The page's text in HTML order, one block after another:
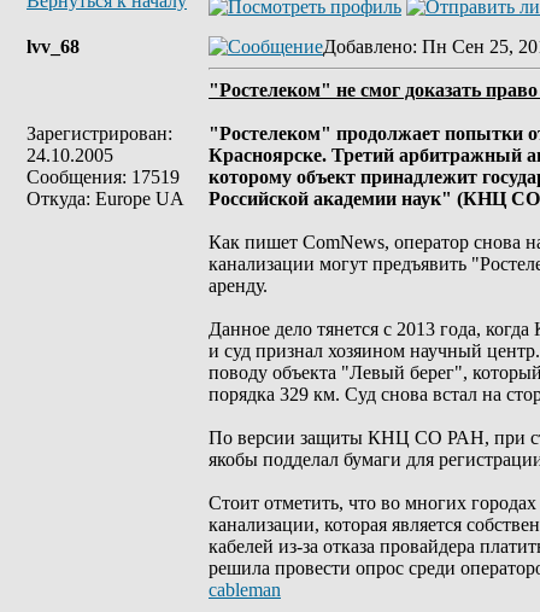
lvv_68
Зарегистрирован:
24.10.2005
Сообщения: 17519
Откуда: Europe UA
Добавлено: Пн Сен 25,
"Ростелеком" не смог доказать
"Ростелеком" продолжает попытки
Красноярске. Третий арбитражный
которому объект принадлежит
Российской академии наук" (КНЦ
Как пишет ComNews, оператор снова
канализации могут предъявить
аренду.
Данное дело тянется с 2013 года,
и суд признал хозяином научный
поводу объекта "Левый берег",
порядка 329 км. Суд снова встал на
По версии защиты КНЦ СО РАН, при
якобы подделал бумаги для
Стоит отметить, что во многих
канализации, которая является
кабелей из-за отказа провайдера
решила провести опрос среди
cableman